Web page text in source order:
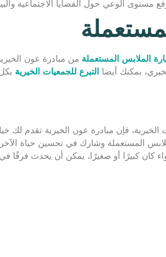
مستوى الوعي حول القضايا الاجتماعية
الملابس المستعملة من مبادرة عون
بمكنك أيضا التبرع للجمعيات الخيرية
فإن مبادرة عون الخيرية تقدم لك
المستعملة وشارك في تحسين حياة
كان كبيرًا أو صغيرًا، يمكن أن يحدث فرقًا